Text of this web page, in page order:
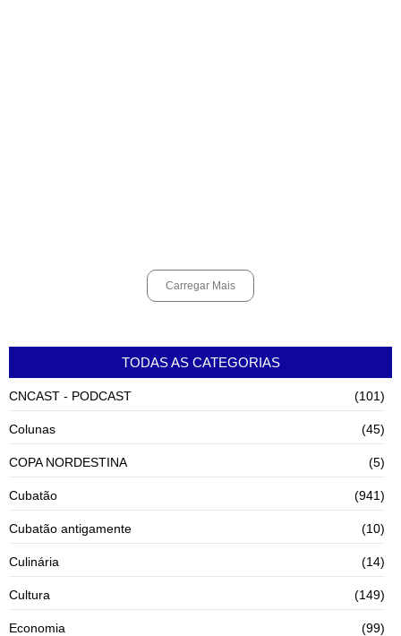
Carregar Mais
TODAS AS CATEGORIAS
CNCAST - PODCAST (101)
Colunas (45)
COPA NORDESTINA (5)
Cubatão (941)
Cubatão antigamente (10)
Culinária (14)
Cultura (149)
Economia (99)